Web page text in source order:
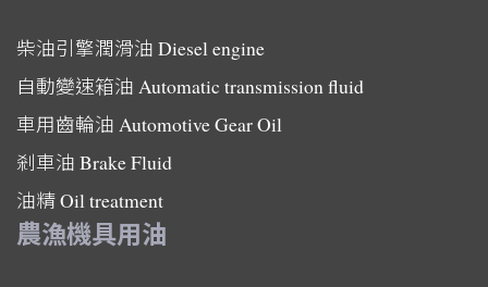
柴油引擎潤滑油 Diesel engine
自動變速箱油 Automatic transmission fluid
車用齒輪油 Automotive Gear Oil
剎車油 Brake Fluid
油精Oil treatment
農漁機具用油